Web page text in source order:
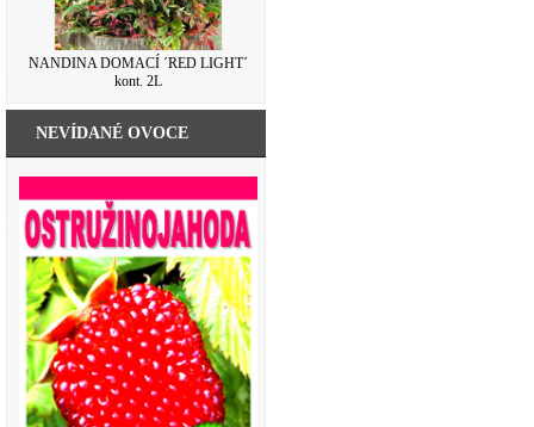
NANDINA DOMACÍ ´RED LIGHT´
kont. 2L
NEVÍDANÉ OVOCE